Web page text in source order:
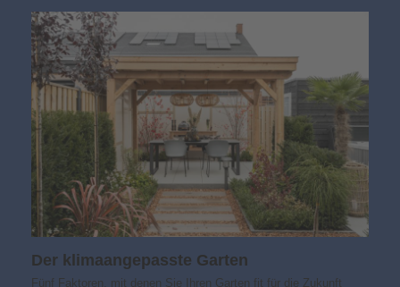
Der klimaangepasste Garten
Fünf Faktoren, mit denen Sie Ihren Garten fit für die Zukunft